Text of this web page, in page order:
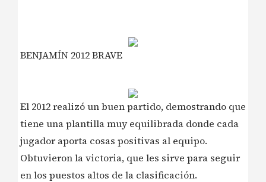
BENJAMÍN 2012 BRAVE
El 2012 realizó un buen partido, demostrando que
tiene una plantilla muy equilibrada donde cada
jugador aporta cosas positivas al equipo.
Obtuvieron la victoria, que les sirve para seguir
en los puestos altos de la clasificación.